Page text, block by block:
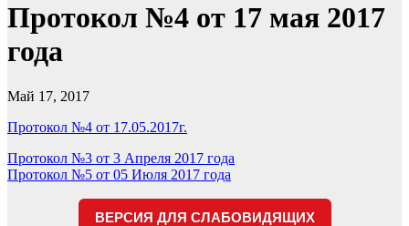
Протокол №4 от 17 мая 2017
года
Май 17, 2017
Протокол №4 от 17.05.2017г.
Навигация
по
записям
Протокол №3 oт 3 Апреля 2017 года
Протокол №5 от 05 Июля 2017 года
ВЕРСИЯ ДЛЯ СЛАБОВИДЯЩИХ